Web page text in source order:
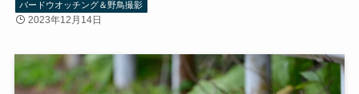
バードウオッチング＆野鳥撮影
2023年12月14日